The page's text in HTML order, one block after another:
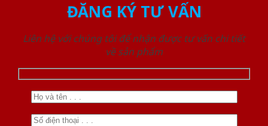
ĐĂNG KÝ TƯ VẤN
Liên hệ với chúng tôi để nhận được tư vấn chi tiết
về sản phẩm